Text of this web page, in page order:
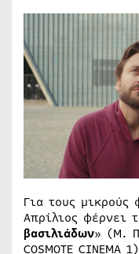
Για τους μικρούς
Απρίλιος φέρνει
βασιλιάδων» (Μ.
COSMOTE